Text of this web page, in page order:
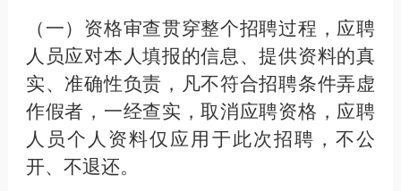
（一）资格审查贯穿整个招聘过程，应聘
人员应对本人填报的信息、提供资料的真
实、准确性负责，凡不符合招聘条件弄虚
作假者，一经查实，取消应聘资格，应聘
人员个人资料仅应用于此次招聘，不公
开、不退还。